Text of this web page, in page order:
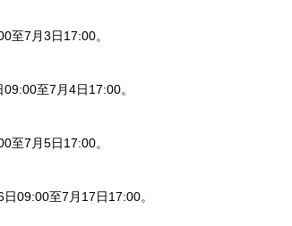
7月3日17:00。
至7月4日17:00。
7月5日17:00。
09:00至7月17日17:00。